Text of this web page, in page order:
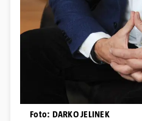
Foto: DARKO JELINEK